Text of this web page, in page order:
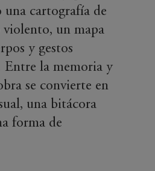
cartografía de
un mapa
y gestos
Entre la memoria y
se convierte en
una bitácora
forma de